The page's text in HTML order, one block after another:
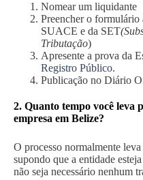
Nomear um liquidante
Preencher o formulário
SUACE e da SET
Tributação)
Apresente a prova da
Registro Público.
Publicação no Diário
2. Quanto tempo você leva
empresa em Belize?
O processo normalmente
supondo que a entidade
não seja necessário nenhum